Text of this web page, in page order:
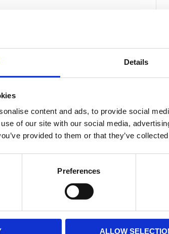
Details
content and ads, to provide social
of our site with our social media,
provided to them or that they’ve
Preferences
ALLOW